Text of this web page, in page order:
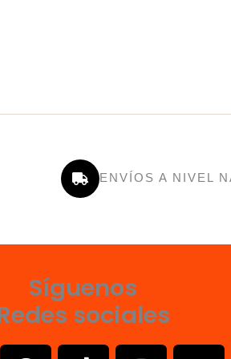
ENVÍOS A NIVEL
Síguenos
sociales